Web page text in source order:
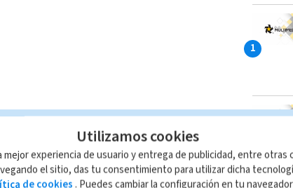
Utilizamos cookies
mejor experiencia de usuario y entrega de publicidad, entre otras
el sitio, das tu consentimiento para utilizar dicha
de cookies . Puedes cambiar la configuración en tu